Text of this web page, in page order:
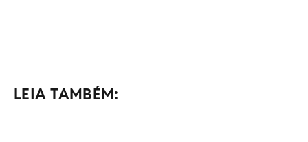
LEIA TAMBÉM: